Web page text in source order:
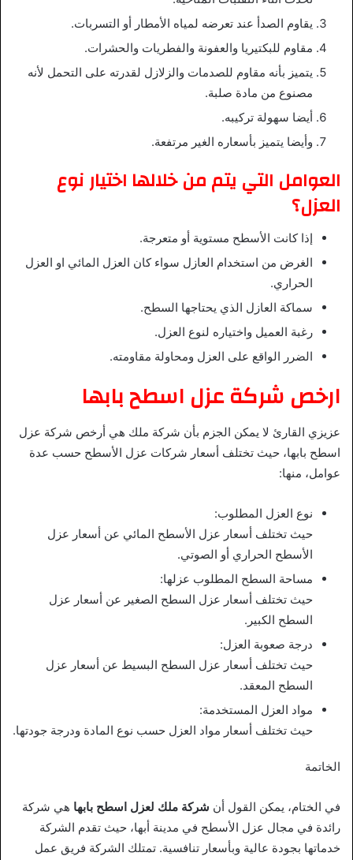
يقاوم الصدأ عند تعرضه لمياه الأمطار أو التسربات.
مقاوم للبكتيريا والعفونة والفطريات والحشرات.
يتميز بأنه مقاوم للصدمات والزلازل لقدرته على التحمل لأنه
مصنوع من مادة صلبة.
أيضا سهولة تركيبه.
وأيضا يتميز بأسعاره الغير مرتفعة.
العوامل التي يتم من خلالها اختيار نوع
العزل؟
إذا كانت الأسطح مستوية أو متعرجة.
الغرض من استخدام العازل سواء كان العزل المائي او العزل
الحراري.
سماكة العازل الذي يحتاجها السطح.
رغبة العميل واختياره لنوع العزل.
الضرر الواقع على العزل ومحاولة مقاومته.
ارخص شركة عزل اسطح بابها
عزيزي القارئ لا يمكن الجزم بأن شركة ملك هي أرخص شركة عزل
اسطح بابها، حيث تختلف أسعار شركات عزل الأسطح حسب عدة
عوامل، منها:
نوع العزل المطلوب:
حيث تختلف أسعار عزل الأسطح المائي عن أسعار عزل
الأسطح الحراري أو الصوتي.
مساحة السطح المطلوب عزلها:
حيث تختلف أسعار عزل السطح الصغير عن أسعار عزل
السطح الكبير.
درجة صعوبة العزل:
حيث تختلف أسعار عزل السطح البسيط عن أسعار عزل
السطح المعقد.
مواد العزل المستخدمة:
حيث تختلف أسعار مواد العزل حسب نوع المادة ودرجة جودتها.
الخاتمة
في الختام، يمكن القول أن شركة ملك لعزل اسطح بابها هي شركة
رائدة في مجال عزل الأسطح في مدينة أبها، حيث تقدم الشركة
خدماتها بجودة عالية وبأسعار تنافسية. تمتلك الشركة فريق عمل